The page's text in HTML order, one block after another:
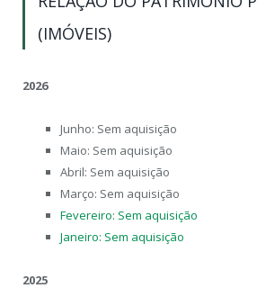
(IMÓVEIS)
2026
Junho: Sem aquisição
Maio: Sem aquisição
Abril: Sem aquisição
Março: Sem aquisição
Fevereiro: Sem aquisição
Janeiro: Sem aquisição
2025